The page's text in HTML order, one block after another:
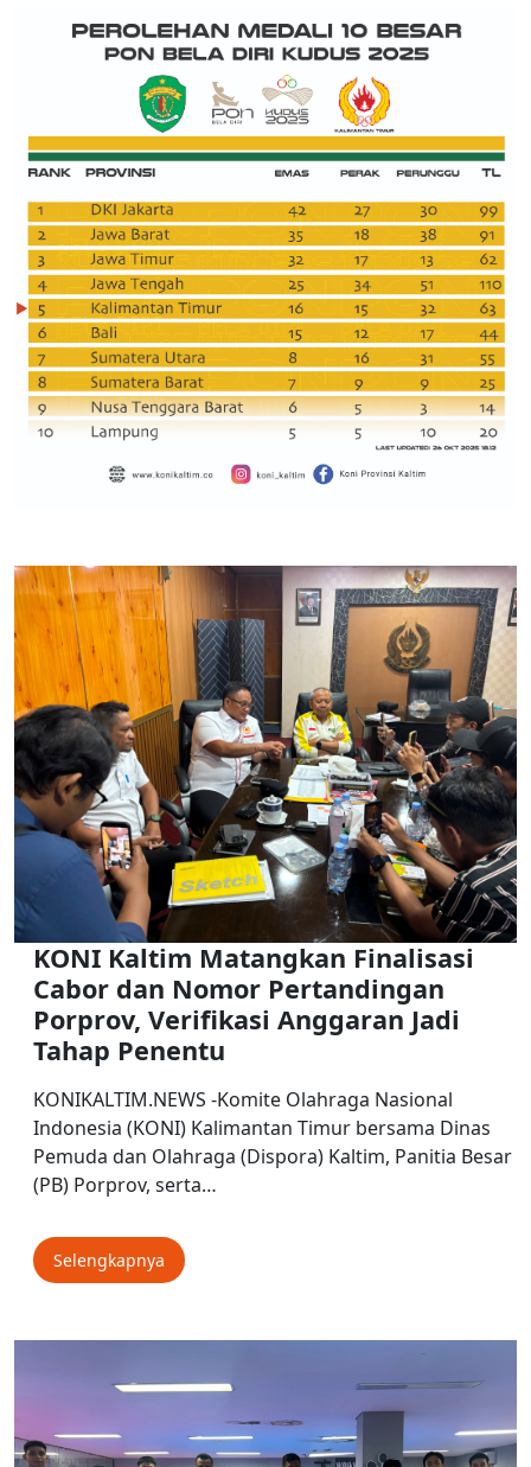
KONI Kaltim Matangkan Finalisasi
Cabor dan Nomor Pertandingan
Porprov, Verifikasi Anggaran Jadi
Tahap Penentu
KONIKALTIM.NEWS -Komite Olahraga Nasional
Indonesia (KONI) Kalimantan Timur bersama Dinas
Pemuda dan Olahraga (Dispora) Kaltim, Panitia Besar
(PB) Porprov, serta…
Selengkapnya